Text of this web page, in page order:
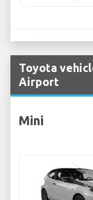
Toyota
Airport
Mini